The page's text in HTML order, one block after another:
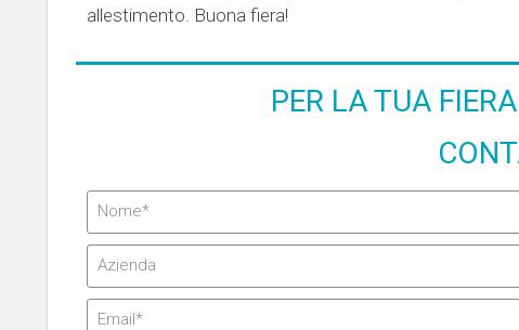
allestimento. Buona fiera!
PER LA TUA